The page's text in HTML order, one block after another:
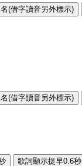
(借字讀音另外標示)
(借字讀音另外標示)
歌詞顯示提早0.6秒